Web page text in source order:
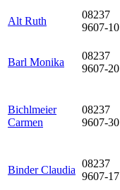
Alt Ruth
08237
9607-10
Barl Monika
08237
9607-20
Bichlmeier
Carmen
08237
9607-30
Binder Claudia
08237
9607-17